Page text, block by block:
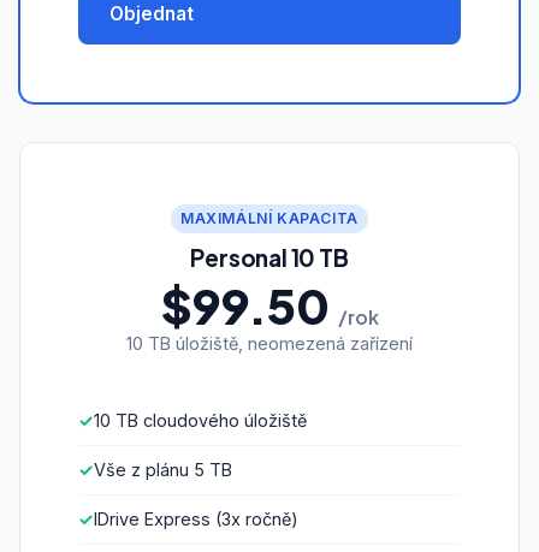
Objednat
MAXIMÁLNÍ KAPACITA
Personal 10 TB
$99.50 /rok
10 TB úložiště, neomezená zařízení
10 TB cloudového úložiště
Vše z plánu 5 TB
IDrive Express (3x ročně)